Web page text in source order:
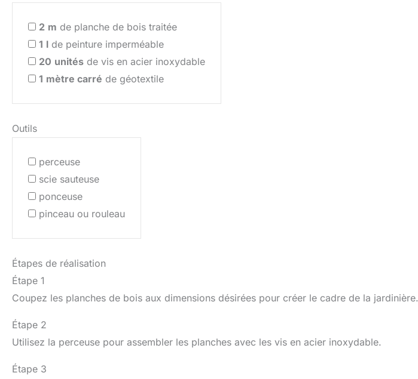
2 m de planche de bois traitée
1 l de peinture imperméable
20 unités de vis en acier inoxydable
1 mètre carré de géotextile
Outils
perceuse
scie sauteuse
ponceuse
pinceau ou rouleau
Étapes de réalisation
Étape 1
Coupez les planches de bois aux dimensions désirées pour créer le cadre de la jardinière.
Étape 2
Utilisez la perceuse pour assembler les planches avec les vis en acier inoxydable.
Étape 3